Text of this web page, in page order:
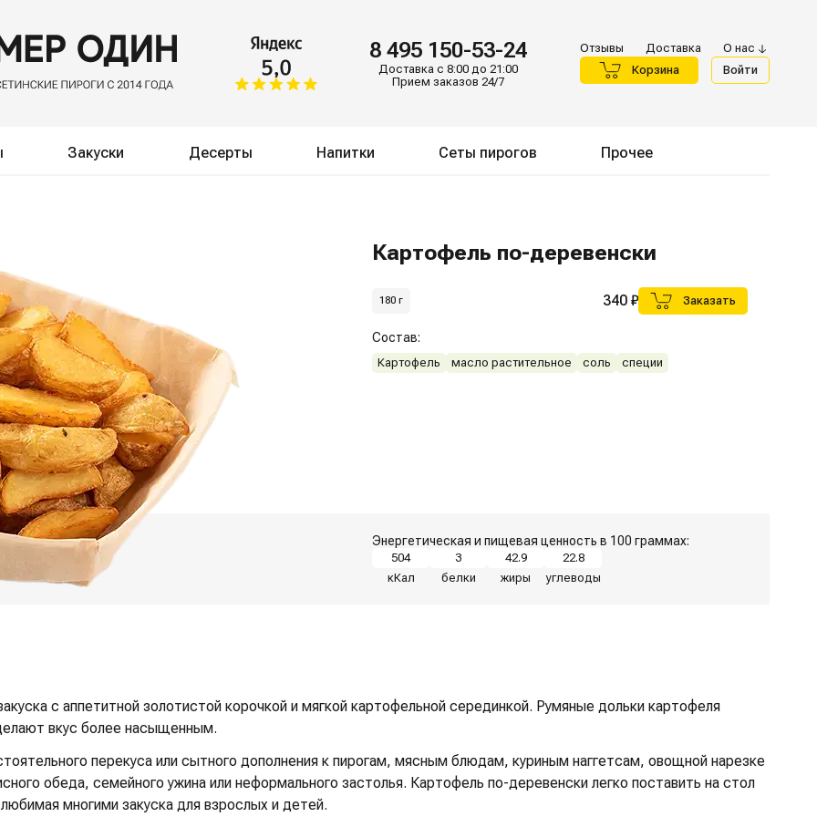
8 495 150-53-24
Доставка с 8:00 до 21:00
Прием заказов 24/7
Отзывы Доставка
О нас
Корзина
Войти
Закуски Десерты Напитки Сеты пирогов Прочее
Картофель по-деревенски
180 г 340 ₽ Заказать
Состав:
Картофель масло растительное соль специи
Энергетическая и пищевая ценность в 100 граммах:
504
кКал
3
белки
42.9
жиры
22.8
углеводы
с аппетитной золотистой корочкой и мягкой картофельной серединкой. Румяные дольки картофеля
вкус более насыщенным.
перекуса или сытного дополнения к пирогам, мясным блюдам, куриным наггетсам, овощной нарезке
обеда, семейного ужина или неформального застолья. Картофель по-деревенски легко поставить на стол
многими закуска для взрослых и детей.